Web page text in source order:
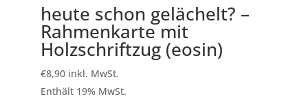
heute schon gelächelt? –
Rahmenkarte mit
Holzschriftzug (eosin)
€8,90 inkl. MwSt.
Enthält 19% MwSt.